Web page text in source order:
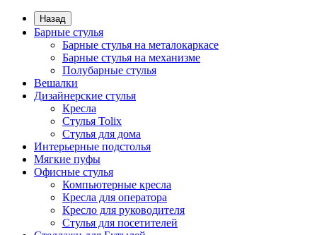
Назад
Барные стулья
Барные стулья на металокаркасе
Барные стулья на механизме
Полубарные стулья
Вешалки
Дизайнерские стулья
Кресла
Стулья Tolix
Стулья для дома
Интерьерные подстолья
Мягкие пуфы
Офисные стулья
Компьютерные кресла
Кресла для оператора
Кресло для руководителя
Стулья для посетителей